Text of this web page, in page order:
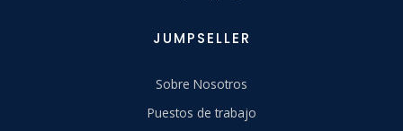
JUMPSELLER
Sobre Nosotros
Puestos de trabajo